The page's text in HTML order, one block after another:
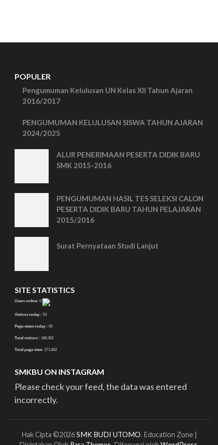
POPULER
Pengumuman Kelulusan UN Kelas XII Tahun Ajaran
2016/2017
PENGUMUMAN KELULUSAN SISWA TAHUN AJARAN
2024/2025
ALUR PENERIMAAN PESERTA DIDIK BARU
SMK 2015-2016
PENGUMUMAN HASIL TES SELEKSI CALON
PESERTA DIDIK BARU TAHUN PELAJARAN
2015/2016
Surat Pernyataan Studi Lanjut
SITE STATISTICS
Users online: 0
Visitors today : 53
Page views today : 60
Total visitors : 188,302
Total page view: 271,662
SMKBU ON INSTAGRAM
Please check your feed, the data was entered
incorrectly.
Hak Cipta ©2026SMK BUDI UTOMO. Education Zone |